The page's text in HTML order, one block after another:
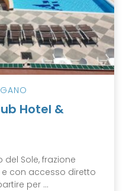
Hotel &
del Sole, frazione
con accesso diretto
per ...